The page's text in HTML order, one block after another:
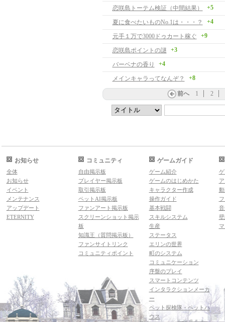
恋咲島トーテム検証（中間結果） +5
夏に食べたいものNo.1は・・・？ +4
元手１万で3000ドゥカート稼ぐ +9
恋咲島ポイントの謎 +3
バーベナの香り +4
メインキャラってなんぞ？ +8
前へ 1 2
お知らせ
全体
お知らせ
イベント
メンテナンス
アップデート
ETERNITY
コミュニティ
自由掲示板
プレイヤー掲示板
取引掲示板
ペットAI掲示板
ファンアート掲示板
スクリーンショット掲示
板
知識王（質問掲示板）
ファンサイトリンク
コミュニティポイント
ゲームガイド
ゲーム紹介
ゲームのはじめかた
キャラクター作成
操作ガイド
基本戦闘
スキルシステム
生産
ステータス
エリンの世界
町のシステム
コミュニケーション
序盤のプレイ
スマートコンテンツ
インタラクションメーカ
ー
ペット探検隊・ペットハ
ウス